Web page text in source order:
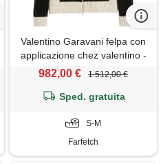
Valentino Garavani felpa con
applicazione chez valentino -
nero
982,00 € 1.512,00 €
Sped. gratuita
S-M
Farfetch